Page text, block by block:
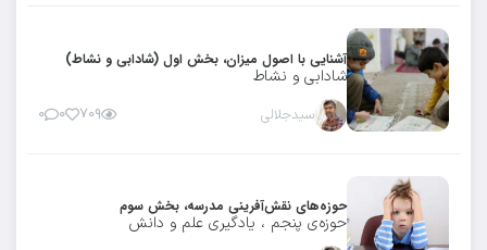
آشنایی با اصول میزان، بخش اول (شادابی و نشاط)
شادابی و نشاط
سیدجلالی ۷۰۹ ۰ ۰
حوزه‌های نقش‌آفرینی مدرسه، بخش سوم
حوزه‌ی پنجم ، یادگیری علم و دانش